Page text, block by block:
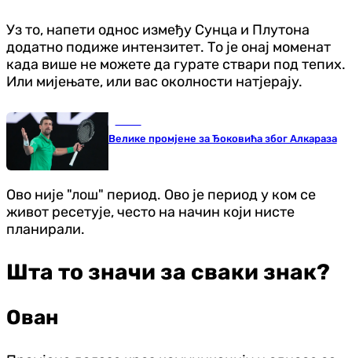
Уз то, напети однос између Сунца и Плутона
додатно подиже интензитет. То је онај моменат
када више не можете да гурате ствари под тепих.
Или мијењате, или вас околности натјерају.
Велике промјене за Ђоковића због Алкараза
Ово није "лош" период. Ово је период у ком се
живот ресетује, често на начин који нисте
планирали.
Шта то значи за сваки знак?
Ован